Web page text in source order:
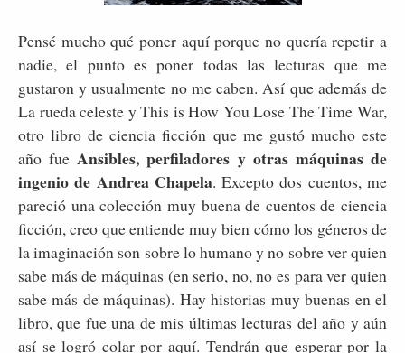
Pensé mucho qué poner aquí porque no quería repetir a
nadie, el punto es poner todas las lecturas que me
gustaron y usualmente no me caben. Así que además de
La rueda celeste y This is How You Lose The Time War,
otro libro de ciencia ficción que me gustó mucho este
año fueAnsibles, perfiladores y otras máquinas de
ingenio de Andrea Chapela. Excepto dos cuentos, me
pareció una colección muy buena de cuentos de ciencia
ficción, creo que entiende muy bien cómo los géneros de
la imaginación son sobre lo humano y no sobre ver quien
sabe más de máquinas (en serio, no, no es para ver quien
sabe más de máquinas). Hay historias muy buenas en el
libro, que fue una de mis últimas lecturas del año y aún
así se logró colar por aquí. Tendrán que esperar por la